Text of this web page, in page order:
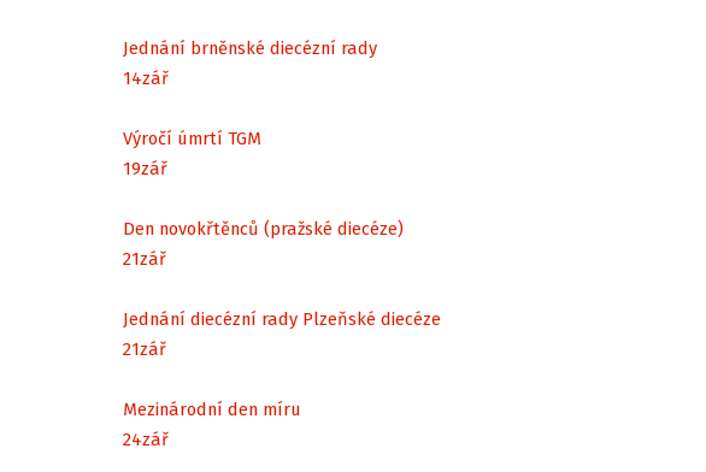
Jednání brněnské diecézní rady
14zář
Výročí úmrtí TGM
19zář
Den novokřtěnců (pražské diecéze)
21zář
Jednání diecézní rady Plzeňské diecéze
21zář
Mezinárodní den míru
24zář